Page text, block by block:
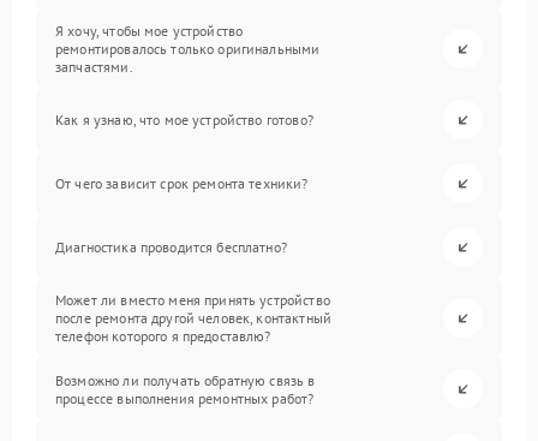
Я хочу, чтобы мое устройство
ремонтировалось только оригинальными
запчастями.
Как я узнаю, что мое устройство готово?
От чего зависит срок ремонта техники?
Диагностика проводится бесплатно?
Может ли вместо меня принять устройство
после ремонта другой человек, контактный
телефон которого я предоставлю?
Возможно ли получать обратную связь в
процессе выполнения ремонтных работ?